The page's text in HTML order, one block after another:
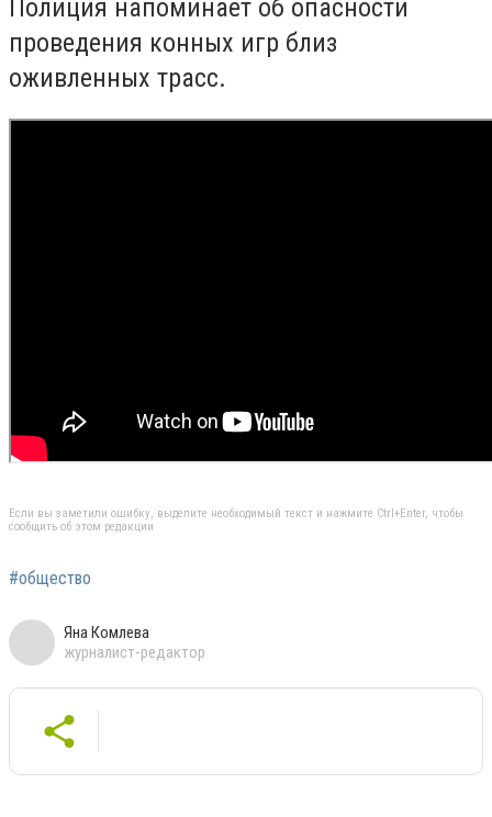
Полиция напоминает об опасности
проведения конных игр близ
оживленных трасс.
Если вы заметили ошибку, выделите необходимый текст и нажмите Ctrl+Enter, чтобы
сообщить об этом редакции
#общество
Яна Комлева
журналист-редактор